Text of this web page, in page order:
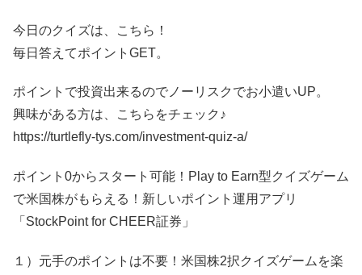
今日のクイズは、こちら！
毎日答えてポイントGET。
ポイントで投資出来るのでノーリスクでお小遣いUP。
興味がある方は、こちらをチェック♪
https://turtlefly-tys.com/investment-quiz-a/
ポイント0からスタート可能！Play to Earn型クイズゲーム
で米国株がもらえる！新しいポイント運用アプリ
「StockPoint for CHEER証券」
１）元手のポイントは不要！米国株2択クイズゲームを楽